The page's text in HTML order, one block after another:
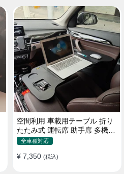
空間利用 車載用テーブル 折り
たたみ式 運転席 助手席 多機能
パソコン 食事 書き込み
全車種対応
¥ 7,350 (税込)